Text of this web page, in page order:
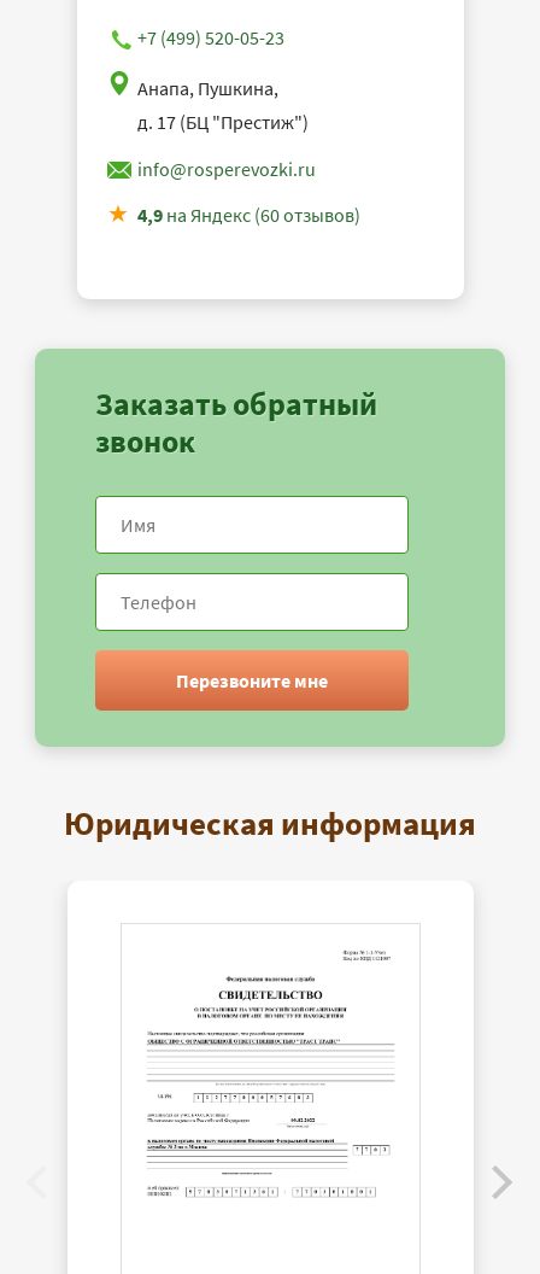
+7 (499) 520-05-23
Анапа, Пушкина,
д. 17 (БЦ "Престиж")
info@rosperevozki.ru
4,9на Яндекс (60 отзывов)
Заказать обратный
звонок
Перезвоните мне
Юридическая информация